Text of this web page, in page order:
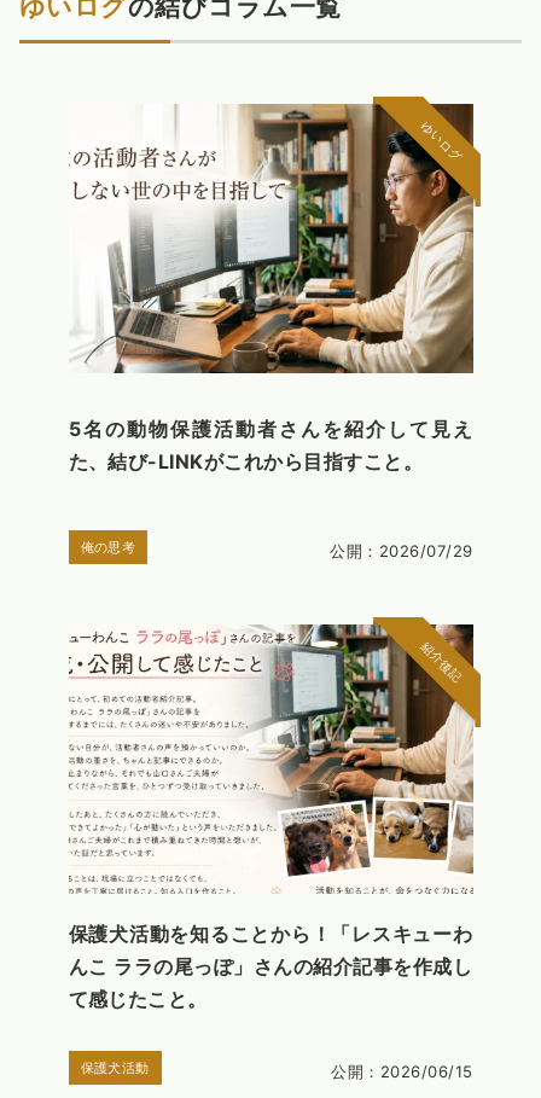
ゆいログの結びコラム一覧
5名の動物保護活動者さんを紹介して見え
た、結び-LINKがこれから目指すこと。
俺の思考 公開：2026/07/29
ゆいログ
保護犬活動を知ることから！「レスキューわ
んこ ララの尾っぽ」さんの紹介記事を作成し
て感じたこと。
保護犬活動 公開：2026/06/15
紹介後記